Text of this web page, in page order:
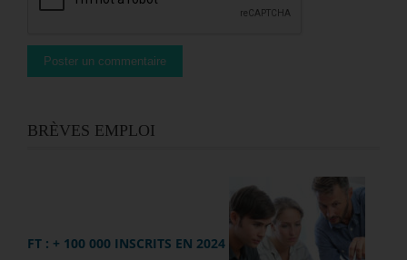
BRÈVES EMPLOI
FT : + 100 000 INSCRITS EN 2024